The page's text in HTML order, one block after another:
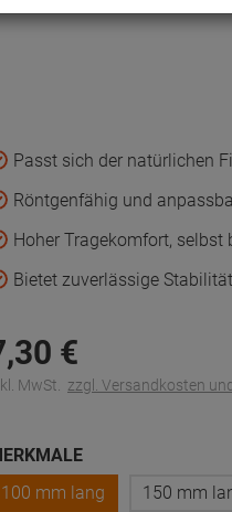
Passt sich der natürlichen
Röntgenfähig und
Hoher Tragekomfort, selbst
Bietet zuverlässige
30 €
MwSt. zzgl. Versandkosten
100 mm lang
150 mm